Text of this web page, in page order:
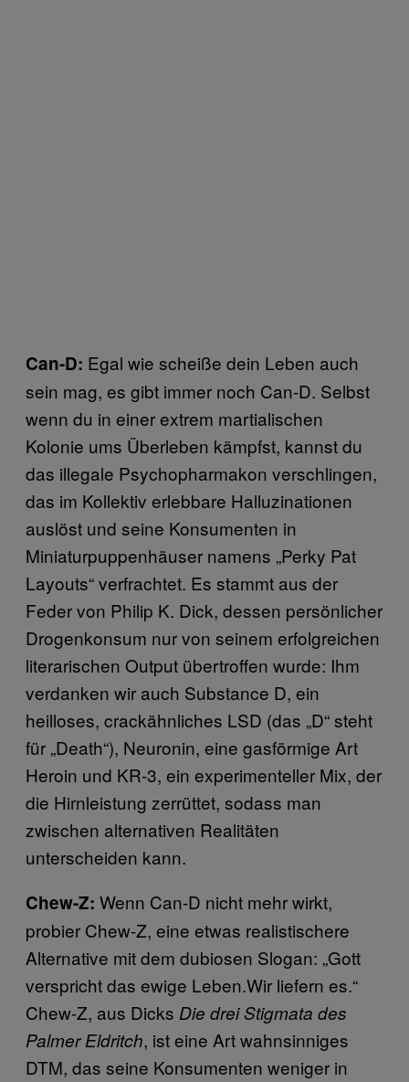
Can-D: Egal wie scheiße dein Leben auch
sein mag, es gibt immer noch Can-D. Selbst
wenn du in einer extrem martialischen
Kolonie ums Überleben kämpfst, kannst du
das illegale Psychopharmakon verschlingen,
das im Kollektiv erlebbare Halluzinationen
auslöst und seine Konsumenten in
Miniaturpuppenhäuser namens „Perky Pat
Layouts“ verfrachtet. Es stammt aus der
Feder von Philip K. Dick, dessen persönlicher
Drogenkonsum nur von seinem erfolgreichen
literarischen Output übertroffen wurde: Ihm
verdanken wir auch Substance D, ein
heilloses, crackähnliches LSD (das „D“ steht
für „Death“), Neuronin, eine gasförmige Art
Heroin und KR-3, ein experimenteller Mix, der
die Hirnleistung zerrüttet, sodass man
zwischen alternativen Realitäten
unterscheiden kann.
Chew-Z: Wenn Can-D nicht mehr wirkt,
probier Chew-Z, eine etwas realistischere
Alternative mit dem dubiosen Slogan: „Gott
verspricht das ewige Leben.Wir liefern es.“
Chew-Z, aus Dicks Die drei Stigmata des
Palmer Eldritch, ist eine Art wahnsinniges
DTM, das seine Konsumenten weniger in